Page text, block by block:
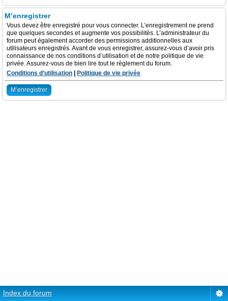
M’enregistrer
Vous devez être enregistré pour vous connecter. L’enregistrement ne prend
que quelques secondes et augmente vos possibilités. L’administrateur du
forum peut également accorder des permissions additionnelles aux
utilisateurs enregistrés. Avant de vous enregistrer, assurez-vous d’avoir pris
connaissance de nos conditions d’utilisation et de notre politique de vie
privée. Assurez-vous de bien lire tout le règlement du forum.
Conditions d’utilisation
Politique de vie privée
M’enregistrer
Index du forum